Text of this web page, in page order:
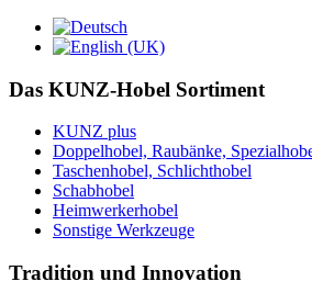
Das KUNZ-Hobel Sortiment
KUNZ plus
Doppelhobel, Raubänke,
Taschenhobel, Schlichthobel
Schabhobel
Heimwerkerhobel
Sonstige Werkzeuge
Tradition und Innovation